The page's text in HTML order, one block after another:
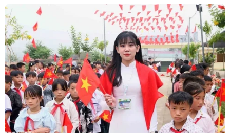
người thường ghi nhớ.
Thùy hạnh nhân là vùng có hình dạng giống
một hạt hạnh nhân, chuyên xử lý cảm xúc và
giúp ghi khắc ký ức liên quan tới cảm xúc. Thùy
"cá ngựa" là một cấu trúc nguyên thủy nằm sâu
trong não và giữ vai trò lớn nhất trong việc xử
lý tin tức dưới dạng ký ức.